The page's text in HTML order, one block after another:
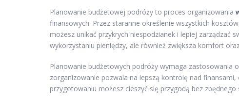
Planowanie budżetowej podróży to proces organizowania
finansowych. Przez staranne określenie wszystkich
możesz unikać przykrych niespodzianek i lepiej zarządzać
wykorzystaniu pieniędzy, ale również zwiększa komfort
Planowanie budżetowych podróży wymaga zastosowania
zorganizowanie pozwala na lepszą kontrolę nad
przygotowaniu możesz cieszyć się przygodą bez zbędnego